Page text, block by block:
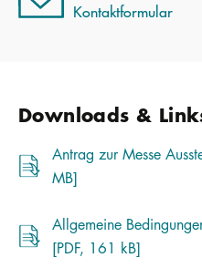
Kontaktformular
Downloads &
Antrag zur Messe
MB]
Allgemeine
[PDF, 161 kB]